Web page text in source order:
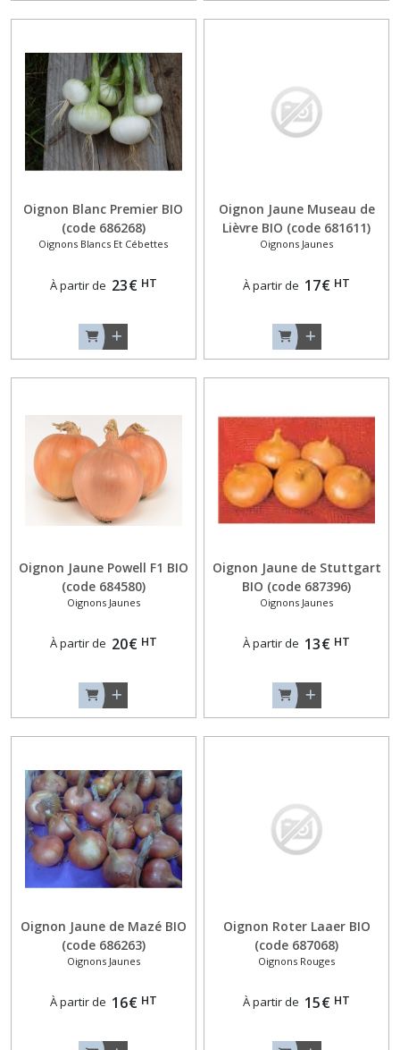
Oignon Blanc Premier BIO
(code 686268)
Oignons Blancs Et Cébettes
À partir de 23€ HT
Oignon Jaune Museau de
Lièvre BIO (code 681611)
Oignons Jaunes
À partir de 17€ HT
Oignon Jaune Powell F1 BIO
(code 684580)
Oignons Jaunes
À partir de 20€ HT
Oignon Jaune de Stuttgart
BIO (code 687396)
Oignons Jaunes
À partir de 13€ HT
Oignon Jaune de Mazé BIO
(code 686263)
Oignons Jaunes
À partir de 16€ HT
Oignon Roter Laaer BIO
(code 687068)
Oignons Rouges
À partir de 15€ HT